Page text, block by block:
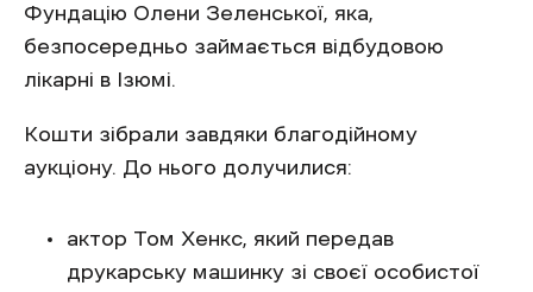
Фундацію Олени Зеленської, яка,
безпосередньо займається відбудовою
лікарні в Ізюмі.
Кошти зібрали завдяки благодійному
аукціону. До нього долучилися:
актор Том Хенкс, який передав
друкарську машинку зі своєї особистої